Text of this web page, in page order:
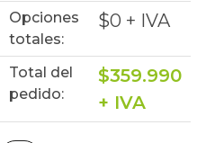
Opciones
totales:
$0 + IVA
Total del
pedido:
$359.990
+ IVA